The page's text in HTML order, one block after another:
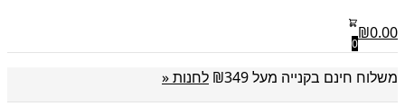
₪0.00
0
משלוח חינם בקנייה מעל ₪349
לחנות «